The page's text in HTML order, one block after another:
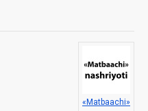
Маҳкамаси ҳузуридаги
«Matbaachi»